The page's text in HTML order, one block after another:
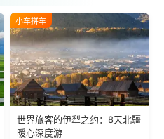
小车拼车
世界旅客的伊犁之约：8天北疆
暖心深度游